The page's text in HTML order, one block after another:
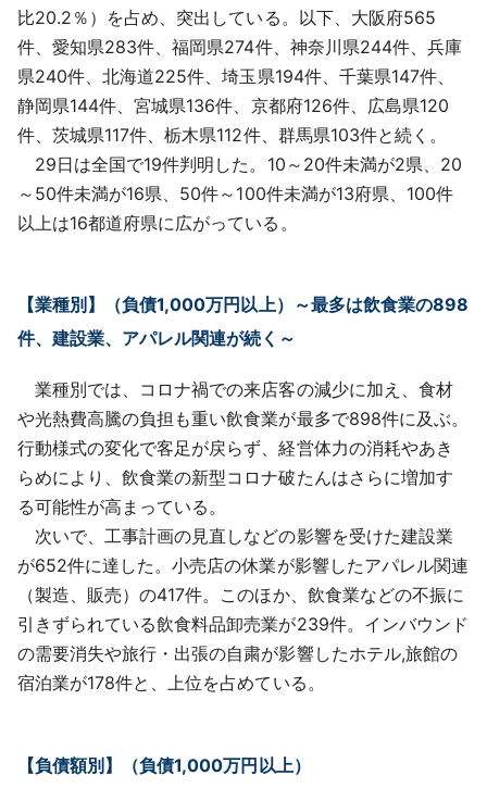
比20.2％）を占め、突出している。以下、大阪府565
件、愛知県283件、福岡県274件、神奈川県244件、兵庫
県240件、北海道225件、埼玉県194件、千葉県147件、
静岡県144件、宮城県136件、京都府126件、広島県120
件、茨城県117件、栃木県112件、群馬県103件と続く。
29日は全国で19件判明した。10～20件未満が2県、20
～50件未満が16県、50件～100件未満が13府県、100件
以上は16都道府県に広がっている。
【業種別】（負債1,000万円以上）～最多は飲⾷業の898
件、建設業、アパレル関連が続く～
業種別では、コロナ禍での来店客の減少に加え、食材
や光熱費高騰の負担も重い飲食業が最多で898件に及ぶ。
行動様式の変化で客足が戻らず、経営体力の消耗やあき
らめにより、飲食業の新型コロナ破たんはさらに増加す
る可能性が高まっている。
次いで、工事計画の見直しなどの影響を受けた建設業
が652件に達した。小売店の休業が影響したアパレル関連
（製造、販売）の417件。このほか、飲食業などの不振に
引きずられている飲食料品卸売業が239件。インバウンド
の需要消失や旅行・出張の自粛が影響したホテル,旅館の
宿泊業が178件と、上位を占めている。
【負債額別】（負債1,000万円以上）